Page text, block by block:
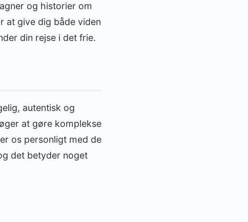
og historier om
at give dig både viden
din rejse i det frie.
autentisk og
at gøre komplekse
os personligt med de
det betyder noget